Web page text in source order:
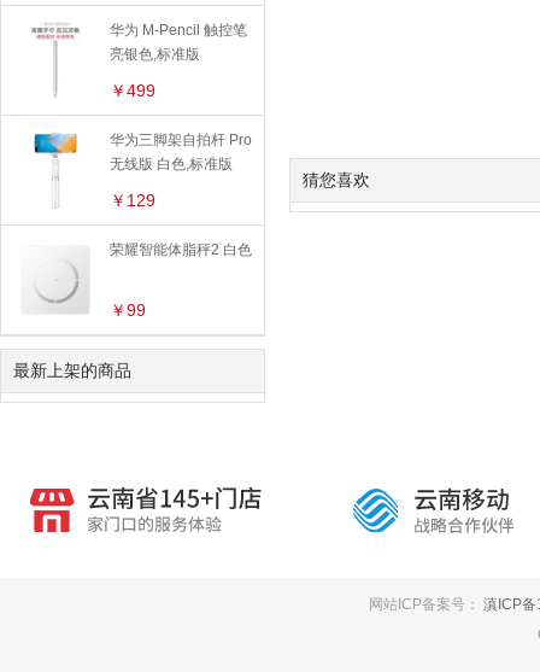
充电器
线下配件
华为 M-Pencil 触控笔
亮银色,标准版
￥499
华为三脚架自拍杆 Pro
无线版 白色,标准版
￥129
荣耀智能体脂秤2 白色
￥99
最新上架的商品
猜您喜欢
网站ICP备案号： 滇ICP